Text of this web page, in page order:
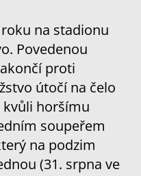
na stadionu
Povedenou
proti
útočí na čelo
kvůli horšímu
soupeřem
na podzim
(31. srpna ve